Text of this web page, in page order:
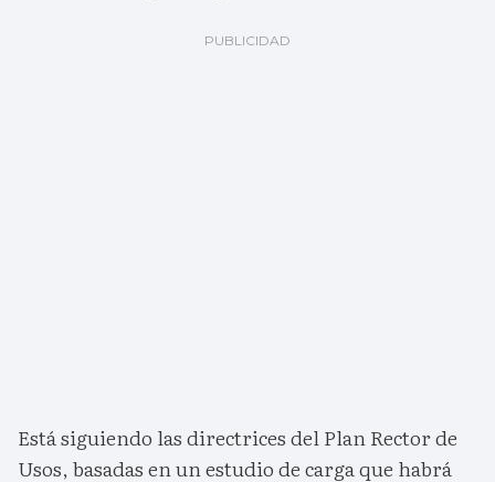
Está siguiendo las directrices del Plan Rector de
Usos, basadas en un estudio de carga que habrá